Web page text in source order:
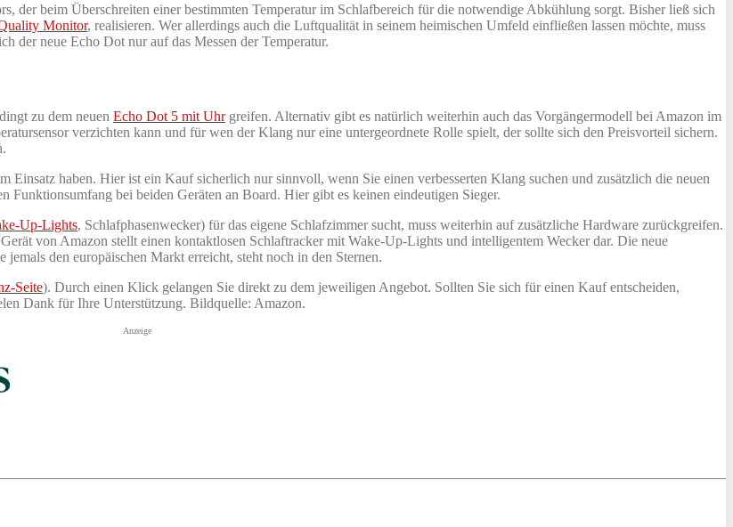
der beim Überschreiten einer bestimmten Temperatur im Schlafbereich für die notwendige Abkühlung sorgt. Bisher ließ sich
Monitor, realisieren. Wer allerdings auch die Luftqualität in seinem heimischen Umfeld einfließen lassen möchte, muss
der neue Echo Dot nur auf das Messen der Temperatur.
zu dem neuen Echo Dot 5 mit Uhrgreifen. Alternativ gibt es natürlich weiterhin auch das Vorgängermodell bei Amazon im
verzichten kann und für wen der Klang nur eine untergeordnete Rolle spielt, der sollte sich den Preisvorteil sichern.
Einsatz haben. Hier ist ein Kauf sicherlich nur sinnvoll, wenn Sie einen verbesserten Klang suchen und zusätzlich die neuen
bei beiden Geräten an Board. Hier gibt es keinen eindeutigen Sieger.
Up-Lights, Schlafphasenwecker) für das eigene Schlafzimmer sucht, muss weiterhin auf zusätzliche Hardware zurückgreifen.
von Amazon stellt einen kontaktlosen Schlaftracker mit Wake-Up-Lights und intelligentem Wecker dar. Die neue
den europäischen Markt erreicht, steht noch in den Sternen.
Seite). Durch einen Klick gelangen Sie direkt zu dem jeweiligen Angebot. Sollten Sie sich für einen Kauf entscheiden,
Dank für Ihre Unterstützung. Bildquelle: Amazon.
Anzeige